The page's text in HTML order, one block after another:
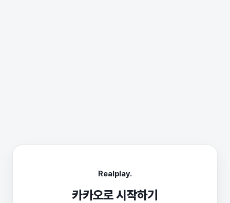
Realplay.
카카오로 시작하기